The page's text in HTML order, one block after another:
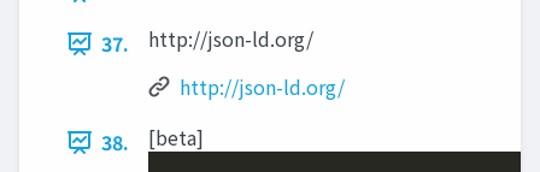
37.
http://json-ld.org/
http://json-ld.org/
38.
[beta]